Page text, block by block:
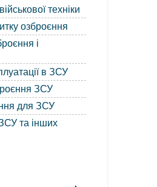
техніки
озброєння
і
в ЗСУ
ЗСУ
для ЗСУ
та інших